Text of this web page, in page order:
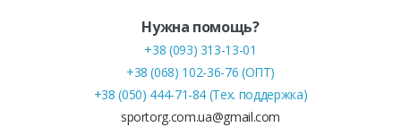
Нужна помощь?
+38 (093) 313-13-01
+38 (068) 102-36-76 (ОПТ)
+38 (050) 444-71-84 (Тех. поддержка)
sportorg.com.ua@gmail.com